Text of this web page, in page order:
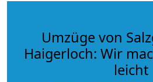
Umzüge von
Haigerloch: Wir
leicht